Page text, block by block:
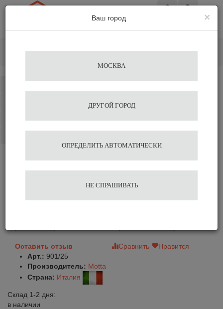
Питчер (латьера) Europa на
250мл Motta
Оставить отзыв Сравнить
Нравится
Арт.: 901/25
Производитель: Motta
Страна: Италия
Склад 1-2 дня:
в наличии
×
Ваш город
МОСКВА
ДРУГОЙ ГОРОД
ОПРЕДЕЛИТЬ АВТОМАТИЧЕСКИ
НЕ СПРАШИВАТЬ